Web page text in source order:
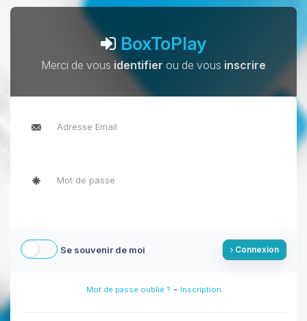
BoxToPlay
Merci de vous identifier ou de vous inscrire
Se souvenir de moi Connexion
Mot de passe oublié ? - Inscription